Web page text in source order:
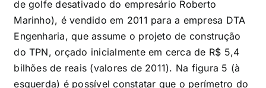
de golfe desativado do empresário Roberto
Marinho), é vendido em 2011 para a empresa DTA
Engenharia, que assume o projeto de construção
do TPN, orçado inicialmente em cerca de R$ 5,4
bilhões de reais (valores de 2011). Na figura 5 (à
esquerda) é possível constatar que o perímetro do